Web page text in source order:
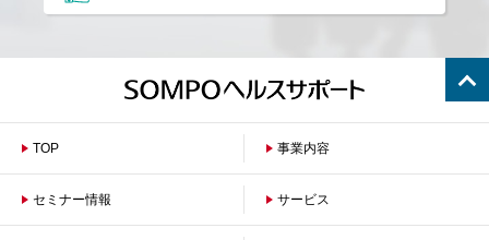
TOP 事業内容
セミナー情報 サービス